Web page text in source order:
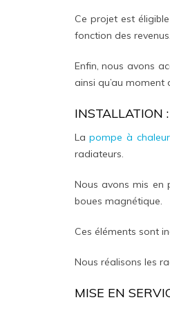
Ce projet est
fonction des revenus.
Enfin, nous avons
ainsi qu’au
INSTALLATION :
Lapompe à chaleur
radiateurs.
Nous avons mis en
boues magnétique.
Ces éléments sont
Nous réalisons les
MISE EN